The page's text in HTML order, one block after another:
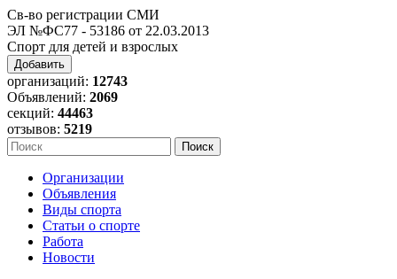
Св-во регистрации СМИ
ЭЛ №ФС77 - 53186 от 22.03.2013
Спорт для детей и взрослых
Добавить
организаций: 12743
Объявлений: 2069
секций: 44463
отзывов: 5219
Организации
Объявления
Виды спорта
Статьи о спорте
Работа
Новости